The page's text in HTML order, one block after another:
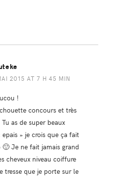
2015 AT 7 H 45 MIN
!
concours et très
as de super beaux
epais » je crois que ça fait
Je ne fait jamais grand
cheveux niveau coiffure
tresse que je porte sur le